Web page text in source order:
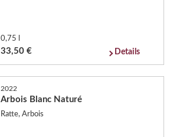
0,75 l
33,50 € Details
2022
Arbois Blanc Naturé
Ratte, Arbois